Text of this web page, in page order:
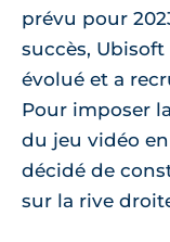
prévu pour
succès,
évolué et a
Pour imposer
du jeu vidéo
décidé de
sur la rive